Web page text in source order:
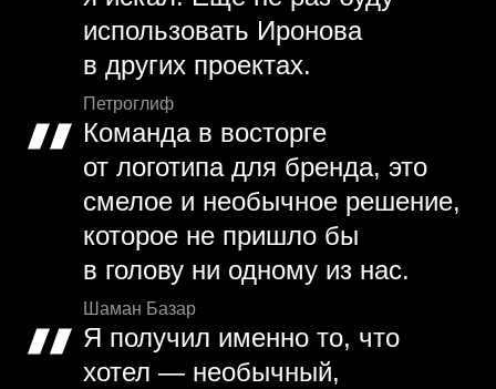
использовать Иронова
в других проектах.
Петроглиф
Команда в восторге
от логотипа для бренда, это
смелое и необычное решение,
которое не пришло бы
в голову ни одному из нас.
Шаман Базар
Я получил именно то, что
хотел — необычный,